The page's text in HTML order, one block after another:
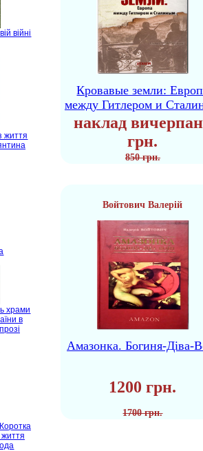
війні
життя
храми
в
життя
Кровавые земли:
между Гитлером и
наклад
грн.
850 грн.
Войтович Валерій
Амазонка. Богиня-Діва-
1200 грн.
1700 грн.